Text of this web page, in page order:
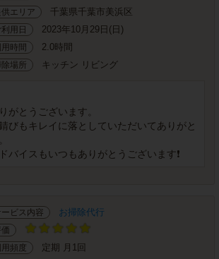
供エリア 千葉県千葉市美浜区
利用日 2023年10月29日(日)
時間 2.0時間
除場所 キッチン リビング
がとうございます。
びもキレイに落としていただいてありがと
バイスもいつもありがとうございます❗️
ービス内容 お掃除代行
用頻度
定期 月1回